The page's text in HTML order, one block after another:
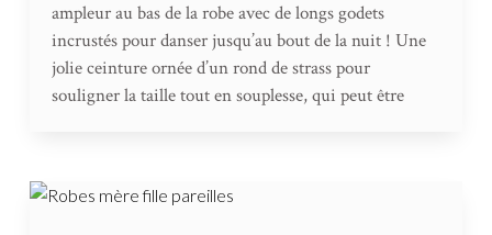
ampleur au bas de la robe avec de longs godets
incrustés pour danser jusqu’au bout de la nuit ! Une
jolie ceinture ornée d’un rond de strass pour
souligner la taille tout en souplesse, qui peut être